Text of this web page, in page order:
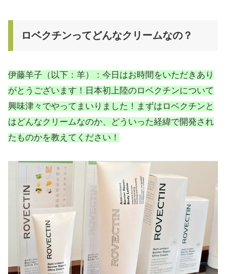
ロベクチンってどんなクリームなの？
伊藤羊子（以下：羊）：今日はお時間をいただきあり
がとうございます！日本初上陸のロベクチンについて
興味津々でやってまいりました！まずはロベクチンと
はどんなクリームなのか、どういった経緯で開発され
たものかを教えてください！